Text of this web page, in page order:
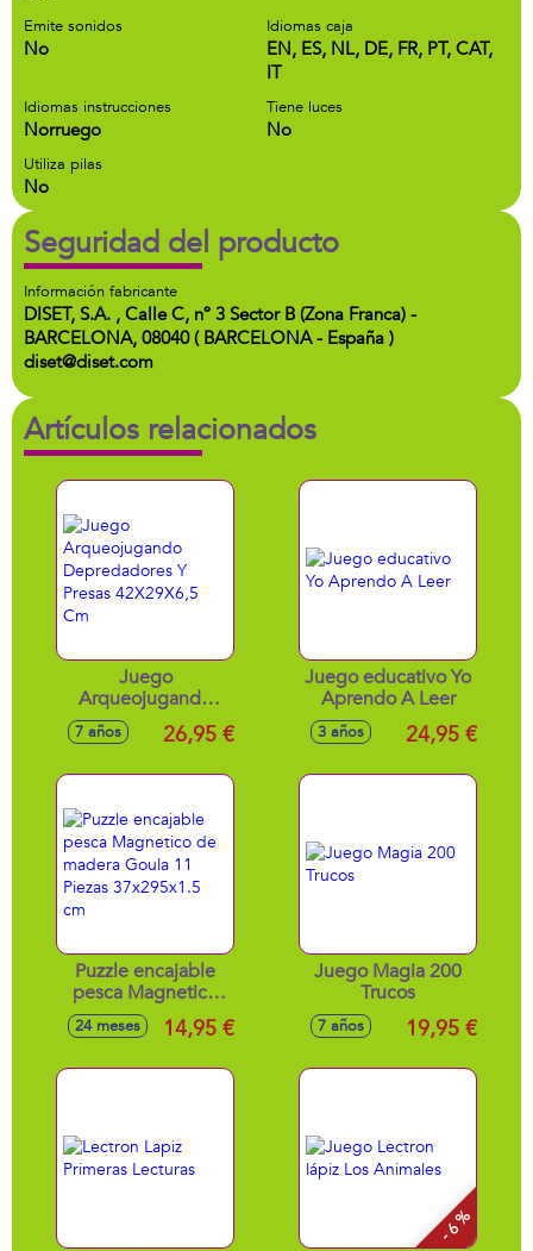
Emite sonidos
No
Idiomas caja
EN, ES, NL, DE, FR, PT, CAT,
IT
Idiomas instrucciones
Norruego
Tiene luces
No
Utiliza pilas
No
Seguridad del producto
Información fabricante
DISET, S.A. , Calle C, nº 3 Sector B (Zona Franca) -
BARCELONA, 08040 ( BARCELONA - España )
diset@diset.com
Artículos relacionados
Juego
Arqueojugando
Depredadores Y
Presas 42X29X6,5
7 años 26,95 €
Juego educativo Yo
Aprendo A Leer
3 años 24,95 €
Puzzle encajable
pesca Magnetico
de madera Goula
11 Piezas
24 meses 14,95 €
Juego Magia 200
Trucos
7 años 19,95 €
- 6 %